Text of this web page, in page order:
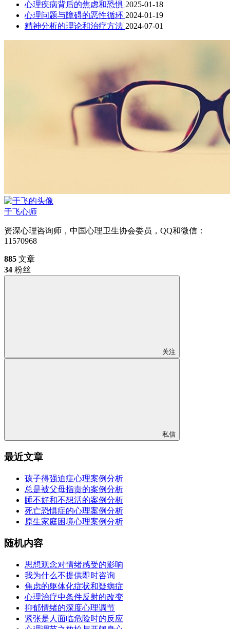
心理疾病背后的焦虑和恐惧 2025-01-18
心理问题与障碍的恶性循环 2024-01-19
精神分析的理论和治疗方法 2024-07-01
于飞心师
资深心理咨询师，中国心理卫生协会委员，QQ和微信：
11570968
885 文章
34 粉丝
关注
私信
最近文章
孩子得强迫症心理案例分析
总是被父母指责的案例分析
睡不好和不想活的案例分析
死亡恐惧症的心理案例分析
原生家庭困境心理案例分析
随机内容
思想观念对情绪感受的影响
我为什么不提供即时咨询
焦虑的躯体化症状和疑病症
心理治疗中条件反射的改变
抑郁情绪的深度心理调节
紧张是人面临危险时的反应